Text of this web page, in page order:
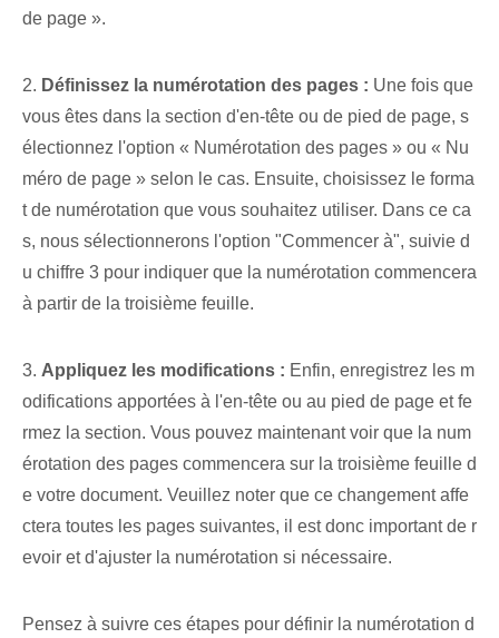
de page ».
2. Définissez la numérotation des pages : Une fois que
vous êtes dans la section d'en-tête ou de pied de page, s
électionnez l'option « Numérotation des pages » ou « Nu
méro de page » selon le cas. Ensuite, choisissez le forma
t de numérotation que vous souhaitez utiliser. Dans ce ca
s, nous sélectionnerons l'option "Commencer à", suivie d
u chiffre 3 pour indiquer que la numérotation commencera
à partir de la troisième feuille.
3. Appliquez les modifications : Enfin, enregistrez les m
odifications apportées à l'en-tête ou au pied de page et fe
rmez la section. Vous pouvez maintenant voir que la num
érotation des pages commencera sur la troisième feuille d
e votre document. Veuillez noter que ce changement affe
ctera toutes les pages suivantes, il est donc important de r
evoir et d'ajuster la numérotation si nécessaire.
Pensez à suivre ces étapes pour définir la numérotation d